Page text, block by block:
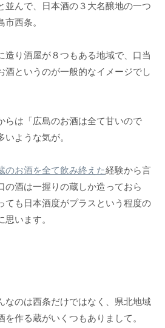
並んで、日本酒の３大名醸地の一つ
西条。
造り酒屋が８つもある地域で、口当
酒というのが一般的なイメージでし
らは「広島のお酒は全て甘いので
ような気が。
のお酒を全て飲み終えた経験から言
の酒は一握りの蔵しか造っておら
ても日本酒度がプラスという程度の
います。
なのは西条だけではなく、県北地域
作る蔵がいくつもありまして。